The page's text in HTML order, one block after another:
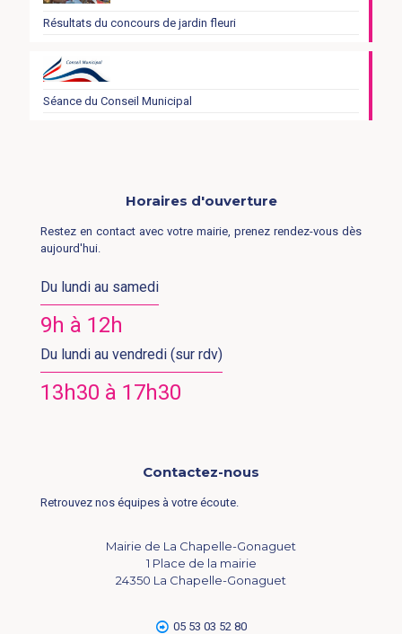
Résultats du concours de jardin fleuri
Séance du Conseil Municipal
Horaires d'ouverture
Restez en contact avec votre mairie, prenez rendez-vous dès
aujourd'hui.
Du lundi au samedi
9h à 12h
Du lundi au vendredi (sur rdv)
13h30 à 17h30
Contactez-nous
Retrouvez nos équipes à votre écoute.
Mairie de La Chapelle-Gonaguet
1 Place de la mairie
24350 La Chapelle-Gonaguet
05 53 03 52 80